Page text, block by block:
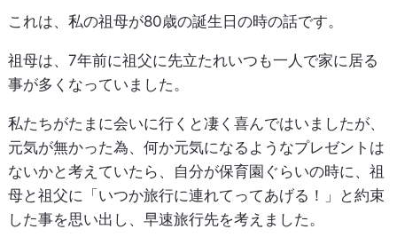
これは、私の祖母が80歳の誕生日の時の話です。
祖母は、7年前に祖父に先立たれいつも一人で家に居る
事が多くなっていました。
私たちがたまに会いに行くと凄く喜んではいましたが、
元気が無かった為、何か元気になるようなプレゼントは
ないかと考えていたら、自分が保育園ぐらいの時に、祖
母と祖父に「いつか旅行に連れてってあげる！」と約束
した事を思い出し、早速旅行先を考えました。